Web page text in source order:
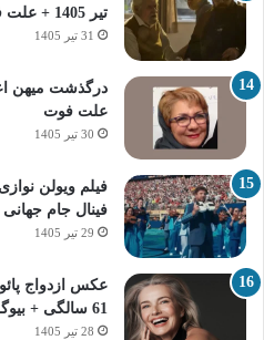
تیر 1405 + علت فوت
31 تیر 1405
درگذشت میهن
علت فوت
30 تیر 1405
فیلم ویولن
فینال جام جهانی 2026
29 تیر 1405
عکس ازدواج
61 سالگی + بیوگرافی
28 تیر 1405